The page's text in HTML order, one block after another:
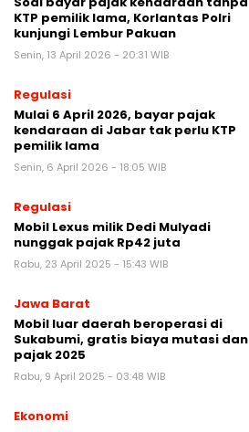
KTP pemilik lama, Korlantas Polri
kunjungi Lembur Pakuan
Senin, 13 April 2026 - 20:31 WIB
Regulasi
Mulai 6 April 2026, bayar pajak
kendaraan di Jabar tak perlu KTP
pemilik lama
Senin, 6 April 2026 - 18:05 WIB
Regulasi
Mobil Lexus milik Dedi Mulyadi
nunggak pajak Rp42 juta
Rabu, 23 April 2025 - 15:43 WIB
Jawa Barat
Mobil luar daerah beroperasi di
Sukabumi, gratis biaya mutasi dan
pajak 2025
Rabu, 9 April 2025 - 03:48 WIB
Ekonomi